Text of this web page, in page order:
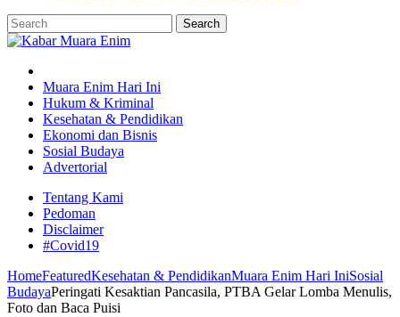
Muara Enim Hari Ini
Hukum & Kriminal
Kesehatan & Pendidikan
Ekonomi dan Bisnis
Sosial Budaya
Advertorial
Tentang Kami
Pedoman
Disclaimer
#Covid19
HomeFeaturedKesehatan & PendidikanMuara Enim Hari IniSosial
BudayaPeringati Kesaktian Pancasila, PTBA Gelar Lomba Menulis,
Foto dan Baca Puisi